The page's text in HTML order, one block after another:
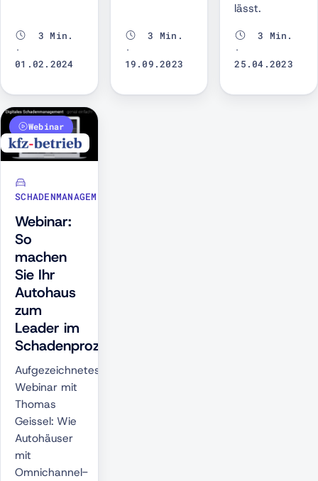
3 Min.
·
01.02.2024
3 Min.
·
19.09.2023
lässt.
3 Min.
·
25.04.2023
Webinar
SCHADENMANAGEMENT
Webinar:
So
machen
Sie Ihr
Autohaus
zum
Leader im
Schadenprozess
Aufgezeichnetes
Webinar mit
Thomas
Geissel: Wie
Autohäuser
mit
Omnichannel-